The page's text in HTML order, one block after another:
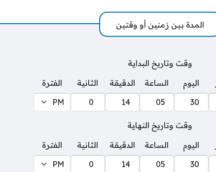
المدة بين زمنين أو وقتين
وقت وتاريخ البداية
اليوم الساعة الدقيقة الثانية الفترة
وقت وتاريخ النهاية
اليوم الساعة الدقيقة الثانية الفترة